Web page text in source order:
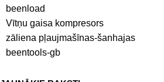
beenload
Vītņu gaisa kompresors
zāliena pļaujmašīnas-šanhajas
beentools-gb